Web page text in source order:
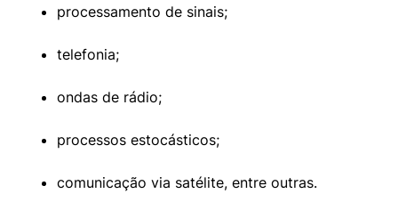
processamento de sinais;
telefonia;
ondas de rádio;
processos estocásticos;
comunicação via satélite, entre outras.